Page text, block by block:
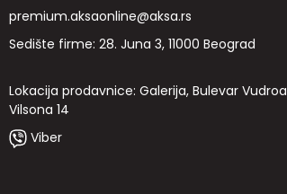
premium.aksaonline@aksa.rs
Sedište firme: 28. Juna 3, 11000 Beograd
Lokacija prodavnice: Galerija, Bulevar Vudroa
Vilsona 14
Viber